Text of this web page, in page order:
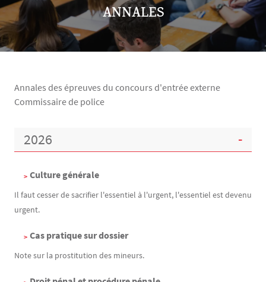
ANNALES
Annales des épreuves du concours d'entrée externe
Commissaire de police
Contenu2026
Culture générale
Il faut cesser de sacrifier l'essentiel à l'urgent, l'essentiel est devenu
urgent.
Cas pratique sur dossier
Note sur la prostitution des mineurs.